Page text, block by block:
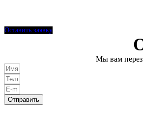
Оставить заявку
Мы вам
Отправить